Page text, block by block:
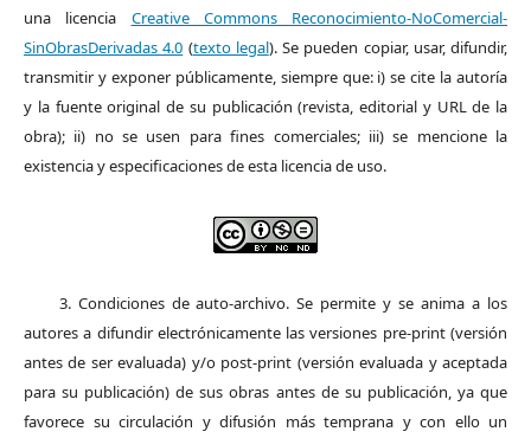
una licencia Creative Commons Reconocimiento-NoComercial-
SinObrasDerivadas 4.0 (texto legal). Se pueden copiar, usar, difundir,
transmitir y exponer públicamente, siempre que: i) se cite la autoría
y la fuente original de su publicación (revista, editorial y URL de la
obra); ii) no se usen para fines comerciales; iii) se mencione la
existencia y especificaciones de esta licencia de uso.
3. Condiciones de auto-archivo. Se permite y se anima a los
autores a difundir electrónicamente las versiones pre-print (versión
antes de ser evaluada) y/o post-print (versión evaluada y aceptada
para su publicación) de sus obras antes de su publicación, ya que
favorece su circulación y difusión más temprana y con ello un